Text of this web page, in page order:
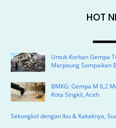
HOT
Untuk Korban Gempa
Marpaung Sampaikan
BMKG: Gempa M 6,2
Kota Singkil, Aceh
Sekongkol dengan Ibu & Kakaknya,